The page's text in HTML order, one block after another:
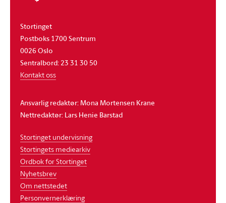
Stortinget
Postboks 1700 Sentrum
0026 Oslo
Sentralbord: 23 31 30 50
Kontakt oss
Ansvarlig redaktør: Mona Mortensen Krane
Nettredaktør: Lars Henie Barstad
Stortinget undervisning
Stortingets mediearkiv
Ordbok for Stortinget
Nyhetsbrev
Om nettstedet
Personvernerklæring